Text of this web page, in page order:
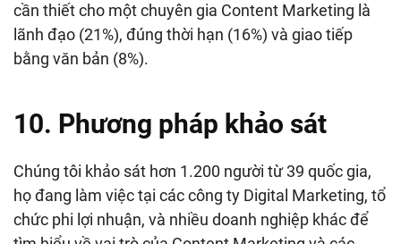
cần thiết cho một chuyên gia Content Marketing là
lãnh đạo (21%), đúng thời hạn (16%) và giao tiếp
bằng văn bản (8%).
10. Phương pháp khảo sát
Chúng tôi khảo sát hơn 1.200 người từ 39 quốc gia,
họ đang làm việc tại các công ty Digital Marketing, tổ
chức phi lợi nhuận, và nhiều doanh nghiệp khác để